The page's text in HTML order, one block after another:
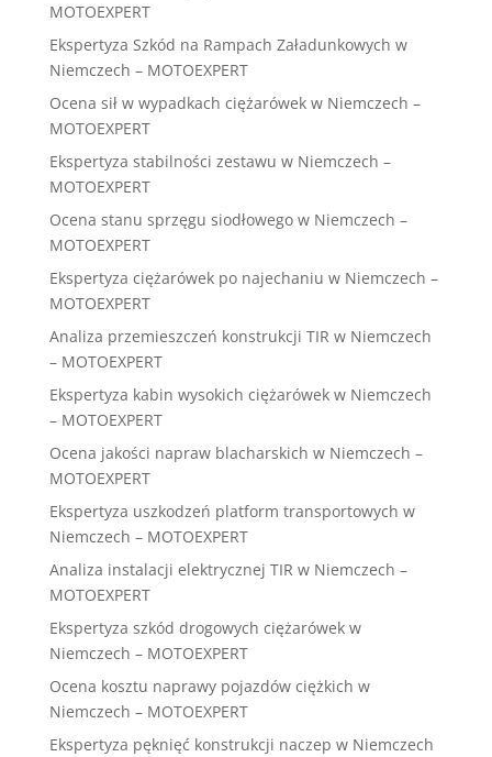
MOTOEXPERT
Ekspertyza Szkód na Rampach Załadunkowych w
Niemczech – MOTOEXPERT
Ocena sił w wypadkach ciężarówek w Niemczech –
MOTOEXPERT
Ekspertyza stabilności zestawu w Niemczech –
MOTOEXPERT
Ocena stanu sprzęgu siodłowego w Niemczech –
MOTOEXPERT
Ekspertyza ciężarówek po najechaniu w Niemczech –
MOTOEXPERT
Analiza przemieszczeń konstrukcji TIR w Niemczech
– MOTOEXPERT
Ekspertyza kabin wysokich ciężarówek w Niemczech
– MOTOEXPERT
Ocena jakości napraw blacharskich w Niemczech –
MOTOEXPERT
Ekspertyza uszkodzeń platform transportowych w
Niemczech – MOTOEXPERT
Analiza instalacji elektrycznej TIR w Niemczech –
MOTOEXPERT
Ekspertyza szkód drogowych ciężarówek w
Niemczech – MOTOEXPERT
Ocena kosztu naprawy pojazdów ciężkich w
Niemczech – MOTOEXPERT
Ekspertyza pęknięć konstrukcji naczep w Niemczech